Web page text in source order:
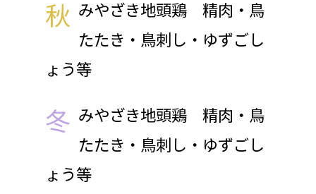
秋 みやざき地頭鶏 精肉・鳥
たたき・鳥刺し・ゆずごし
ょう等
冬 みやざき地頭鶏 精肉・鳥
たたき・鳥刺し・ゆずごし
ょう等